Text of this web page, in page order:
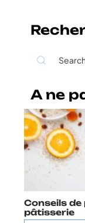
A ne
Conseils
pâtisserie